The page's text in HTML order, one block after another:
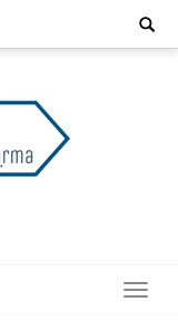
Search